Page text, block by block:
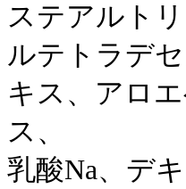
ステアルト
ルテトラデ
キス、アロ
ス、
乳酸Na、デ